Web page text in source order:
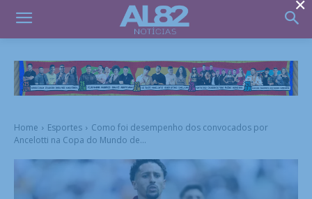
Home Esportes
Como foi desempenho dos convocados por
Ancelotti na Copa do Mundo de...